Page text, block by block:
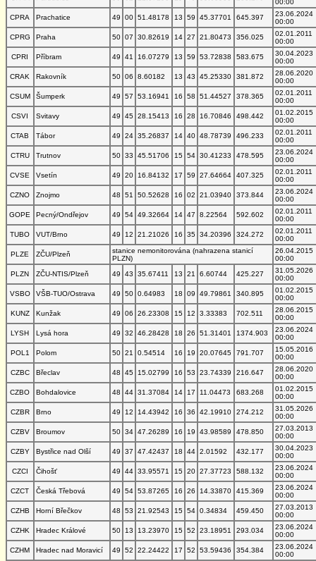
CPRA
Prachatice 49 00 51.48178 13 59 45.37701 645.397
23.06.2024
00:00
CPRG
Praha 50 07 30.82619 14 27 21.80473 356.025
02.01.2011
00:00
CPRI
Příbram 49 41 16.07279 13 59 53.72838 583.675
30.04.2023
00:00
CRAK
Rakovník 50 06 8.60182 13 43 45.25330 381.872
28.06.2020
00:00
CSUM
Šumperk 49 57 53.16941 16 58 51.44527 378.365
02.01.2011
00:00
CSVI
Svitavy 49 45 28.15413 16 28 16.70846 498.442
01.02.2015
00:00
CTAB
Tábor 49 24 35.26837 14 40 48.78739 496.233
02.01.2011
00:00
CTRU
Trutnov 50 33 45.51706 15 54 30.41233 478.595
23.06.2024
00:00
CVSE
Vsetín 49 20 16.84132 17 59 27.64664 407.325
02.01.2011
00:00
CZNO
Znojmo 48 51 50.52628 16 02 21.03940 373.844
23.06.2024
00:00
GOPE
Pecný/Ondřejov 49 54 49.32664 14 47 8.22564 592.602
02.01.2011
00:00
TUBO
VUT/Brno 49 12 21.21026 16 35 34.20396 324.272
02.01.2011
00:00
PLZE
ZČU/Plzeň
stanice nemonitorována (nahrazena stanicí
PLZN)
26.04.2015
00:00
PLZN
ZČU-NTIS/Plzeň 49 43 35.67411 13 21 6.60744 425.227
31.05.2026
00:00
VSBO
VŠB-TUO/Ostrava 49 50 0.64983 18 09 49.79861 340.895
01.02.2015
00:00
KUNZ
Kunžak 49 06 26.23308 15 12 3.33383 702.511
28.06.2015
00:00
LYSH
Lysá hora 49 32 46.28428 18 26 51.31401 1374.903
23.06.2024
00:00
POL1
Polom 50 21 0.54514 16 19 20.07645 791.707
15.05.2016
00:00
CZBC
Břeclav 48 45 15.02799 16 53 23.74339 216.647
28.06.2020
00:00
CZBO
Bohdalovice 48 44 31.37084 14 17 11.04473 683.268
01.02.2015
00:00
CZBR
Brno 49 12 14.43942 16 36 42.19910 274.212
31.05.2026
00:00
CZBV
Broumov 50 34 47.26289 16 19 43.98589 478.850
27.03.2013
00:00
CZBY
Bystřice nad Olší 49 37 47.42437 18 44 2.01592 432.177
30.04.2023
00:00
CZCI
Čihošť 49 44 33.95571 15 20 27.37723 588.132
23.06.2024
00:00
CZCT
Česká Třebová 49 54 53.87265 16 26 14.33870 415.369
23.06.2024
00:00
CZHB
Horní Břečkov 48 53 21.92543 15 54 0.34834 459.450
27.03.2013
00:00
CZHK
Hradec Králové 50 13 13.23970 15 52 23.18951 293.034
23.06.2024
00:00
CZHM
Hradec nad Moravicí 49 52 22.24422 17 52 53.59436 354.384
23.06.2024
00:00